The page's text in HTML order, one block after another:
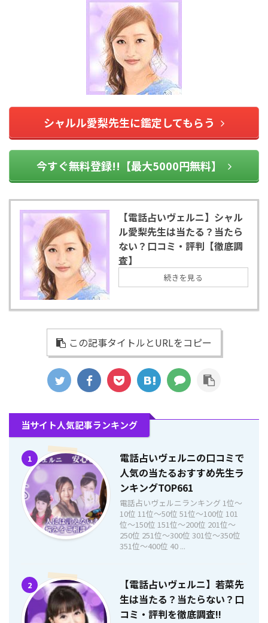
シャルル愛梨先生に鑑定してもらう
今すぐ無料登録!!【最大5000円無料】
【電話占いヴェルニ】シャル
ル愛梨先生は当たる？当たら
ない？口コミ・評判【徹底調
査】
続きを見る
この記事タイトルとURLをコピー
当サイト人気記事ランキング
1
電話占いヴェルニの口コミで
人気の当たるおすすめ先生ラ
ンキングTOP661
電話占いヴェルニランキング 1位〜
10位 11位〜50位 51位〜100位 101
位〜150位 151位〜200位 201位〜
250位 251位〜300位 301位〜350位
351位〜400位 40 ...
2
【電話占いヴェルニ】若菜先
生は当たる？当たらない？口
コミ・評判を徹底調査!!